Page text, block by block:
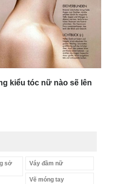
kiểu tóc nữ nào sẽ lên
sở
Váy đầm nữ
Vẽ móng tay